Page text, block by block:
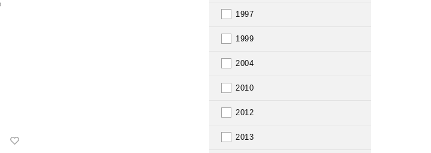
1997
1999
2004
2010
2012
2013